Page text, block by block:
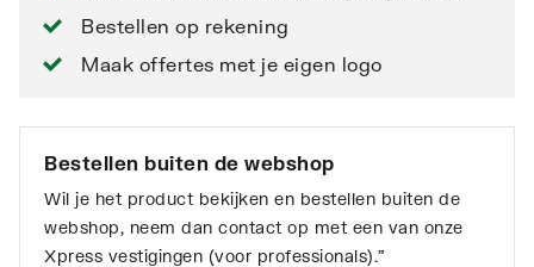
Bestellen op rekening
Maak offertes met je eigen logo
Bestellen buiten de webshop
Wil je het product bekijken en bestellen buiten de
webshop, neem dan contact op met een van onze
Xpress vestigingen (voor professionals).”